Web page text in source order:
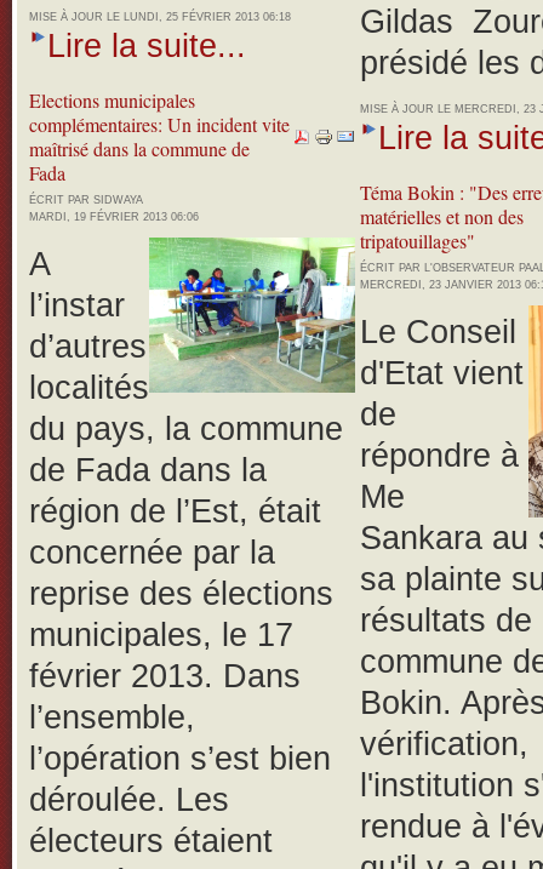
MISE À JOUR LE LUNDI, 25 FÉVRIER 2013 06:18
Lire la suite...
Elections municipales
complémentaires: Un incident vite
maîtrisé dans la commune de
Fada
ÉCRIT PAR SIDWAYA
MARDI, 19 FÉVRIER 2013 06:06
A
l’instar
d’autres
localités
du pays, la commune
de Fada dans la
région de l’Est, était
concernée par la
reprise des élections
municipales, le 17
février 2013. Dans
l’ensemble,
l’opération s’est bien
déroulée. Les
électeurs étaient
Gildas
présidé les
MISE À JOUR LE MERCREDI, 23
Lire la
Téma Bokin : "Des
matérielles et non des
tripatouillages"
ÉCRIT PAR L'OBSERVATEUR
MERCREDI, 23 JANVIER 2013
Le Conseil
d'Etat vient
de
répondre à
Me
Sankara au
sa plainte
résultats de
commune
Bokin.
vérification,
l'institution
rendue à